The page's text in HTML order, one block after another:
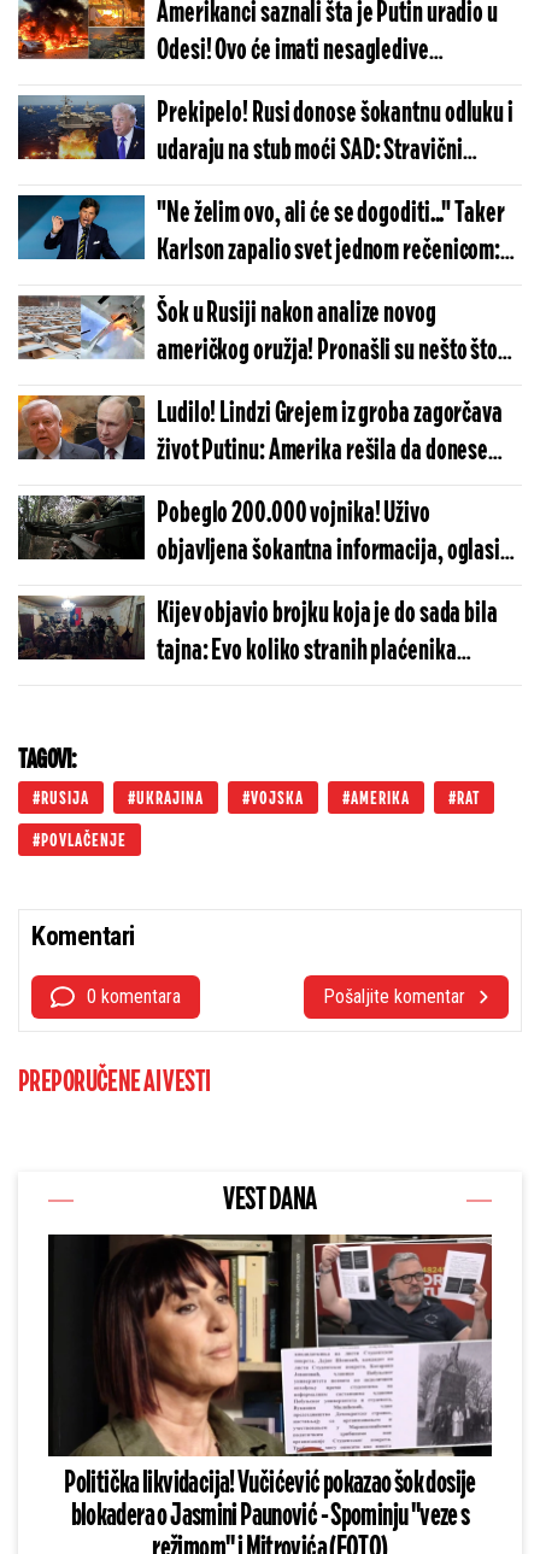
raspaliti
Amerikanci saznali šta je Putin uradio u
Odesi! Ovo će imati nesagledive
posledice, sudbina Ukrajine je upravo
odlučena
Prekipelo! Rusi donose šokantnu odluku i
udaraju na stub moći SAD: Stravični
planovi vojnih krugova Moskve izašli na
videlo
"Ne želim ovo, ali će se dogoditi..." Taker
Karlson zapalio svet jednom rečenicom:
Evo kakva nezapamćena katastrofa dolazi
Šok u Rusiji nakon analize novog
američkog oružja! Pronašli su nešto što
niko nije očekivao
Ludilo! Lindzi Grejem iz groba zagorčava
život Putinu: Amerika rešila da donese
šokantnu odluku protiv RUsije
Pobeglo 200.000 vojnika! Uživo
objavljena šokantna informacija, oglasio
se ministar odbrane
Kijev objavio brojku koja je do sada bila
tajna: Evo koliko stranih plaćenika
trenutno ratuje protiv Putina!
TAGOVI:
RUSIJA UKRAJINA VOJSKA AMERIKA RAT
POVLAČENJE
Komentari
0 komentara Pošaljite komentar
PREPORUČENE AI VESTI
VEST DANA
Politička likvidacija! Vučićević pokazao šok dosije
blokadera o Jasmini Paunović - Spominju "veze s